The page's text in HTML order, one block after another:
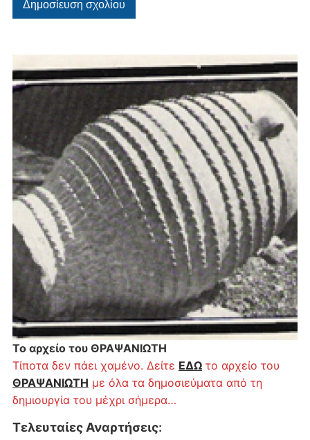
Το αρχείο του ΘΡΑΨΑΝΙΩΤΗ
Τίποτα δεν πάει χαμένο. Δείτε ΕΔΩτο αρχείο του
ΘΡΑΨΑΝΙΩΤΗ με όλα τα δημοσιεύματα από τη
δημιουργία του μέχρι σήμερα…
Τελευταίες Αναρτήσεις: